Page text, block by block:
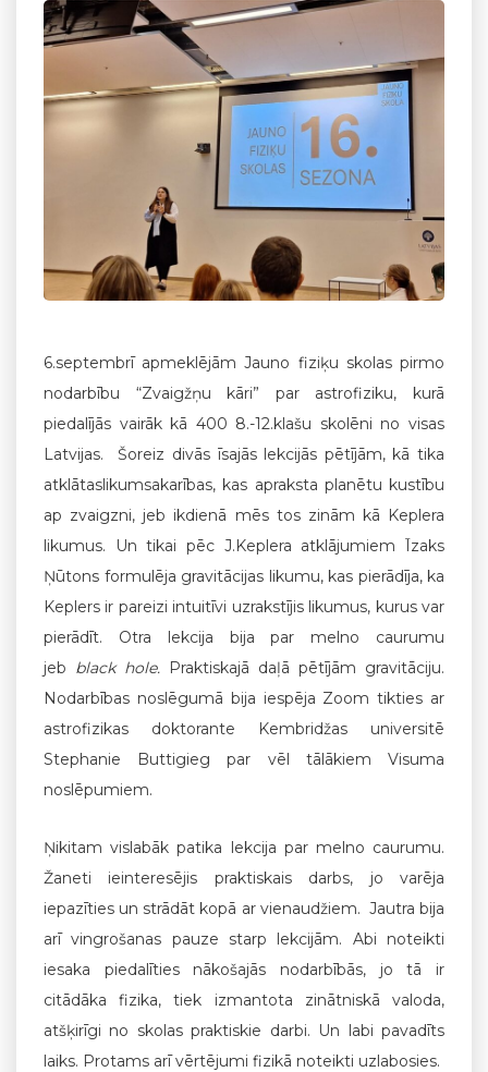
6.septembrī apmeklējām Jauno fiziķu skolas pirmo
nodarbību “Zvaigžņu kāri” par astrofiziku, kurā
piedalījās vairāk kā 400 8.-12.klašu skolēni no visas
Latvijas. Šoreiz divās īsajās lekcijās pētījām, kā tika
atklātaslikumsakarības, kas apraksta planētu kustību
ap zvaigzni, jeb ikdienā mēs tos zinām kā Keplera
likumus. Un tikai pēc J.Keplera atklājumiem Īzaks
Ņūtons formulēja gravitācijas likumu, kas pierādīja, ka
Keplers ir pareizi intuitīvi uzrakstījis likumus, kurus var
pierādīt. Otra lekcija bija par melno caurumu
jeb black hole. Praktiskajā daļā pētījām gravitāciju.
Nodarbības noslēgumā bija iespēja Zoom tikties ar
astrofizikas doktorante Kembridžas universitē
Stephanie Buttigieg par vēl tālākiem Visuma
noslēpumiem.
Ņikitam vislabāk patika lekcija par melno caurumu.
Žaneti ieinteresējis praktiskais darbs, jo varēja
iepazīties un strādāt kopā ar vienaudžiem. Jautra bija
arī vingrošanas pauze starp lekcijām. Abi noteikti
iesaka piedalīties nākošajās nodarbībās, jo tā ir
citādāka fizika, tiek izmantota zinātniskā valoda,
atšķirīgi no skolas praktiskie darbi. Un labi pavadīts
laiks. Protams arī vērtējumi fizikā noteikti uzlabosies.